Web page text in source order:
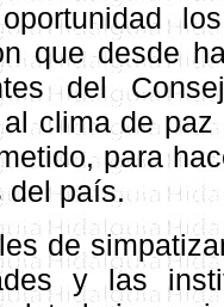
que desde
del
clima de
para
del país.
de
y las